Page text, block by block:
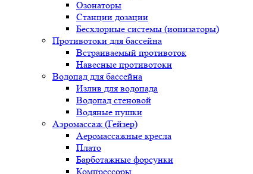
Озонаторы
Станции дозации
Бесхлорные системы (ионизаторы)
Противотоки для бассейна
Встраиваемый противоток
Навесные противотоки
Водопад для бассейна
Излив для водопада
Водопад стеновой
Водяные пушки
Аэромассаж (Гейзер)
Аеромассажные кресла
Плато
Барботажные форсунки
Компрессоры